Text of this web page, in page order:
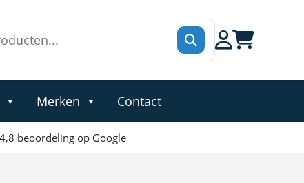
Merken Contact
beoordeling op Google